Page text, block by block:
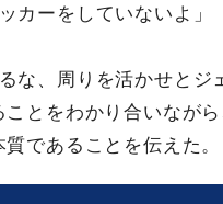
カーをしていないよ」
な、周りを活かせと
とをわかり合いなが
であることを伝えた。